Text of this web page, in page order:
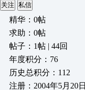
关注 私信
精华：0帖
求助：0帖
帖子：1帖 | 44回
年度积分：76
历史总积分：112
注册：2004年5月20日